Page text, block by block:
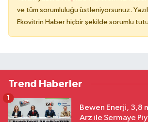
ve tüm sorumluluğu üstleniyorsunuz.
Ekovitrin Haber hiçbir şekilde sorumlu
Trend Haberler
Bewen Enerji, 3,8
Arz ile Sermaye
1